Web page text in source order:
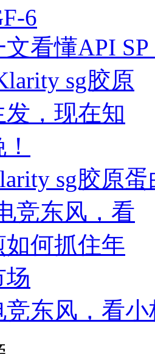
看懂API
sg胶原
竞东风，看